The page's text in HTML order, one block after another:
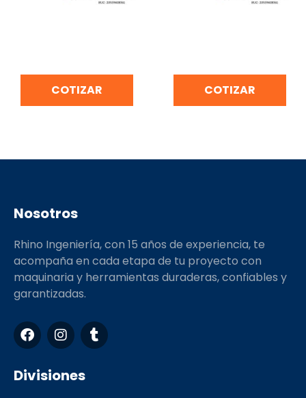
COTIZAR COTIZAR
Nosotros
Rhino Ingeniería, con 15 años de experiencia, te
acompaña en cada etapa de tu proyecto con
maquinaria y herramientas duraderas, confiables y
garantizadas.
F
a
c
e
b
I
n
s
t
a
T
u
m
Divisiones